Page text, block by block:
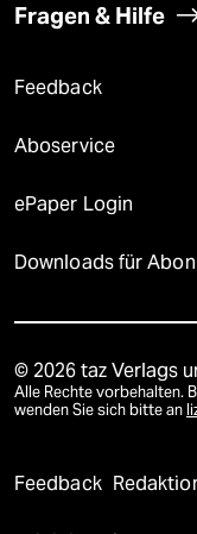
Fragen & Hilfe
Feedback
Aboservice
ePaper Login
Downloads für
© 2026 taz Verlags
Alle Rechte vorbehalten.
wenden Sie sich bitte an
Feedback